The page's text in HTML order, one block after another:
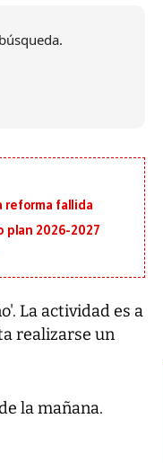
reforma fallida
plan 2026-2027
La actividad es a
realizarse un
la mañana.
martes 28 de
gran...